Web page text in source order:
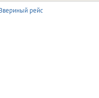
рейс